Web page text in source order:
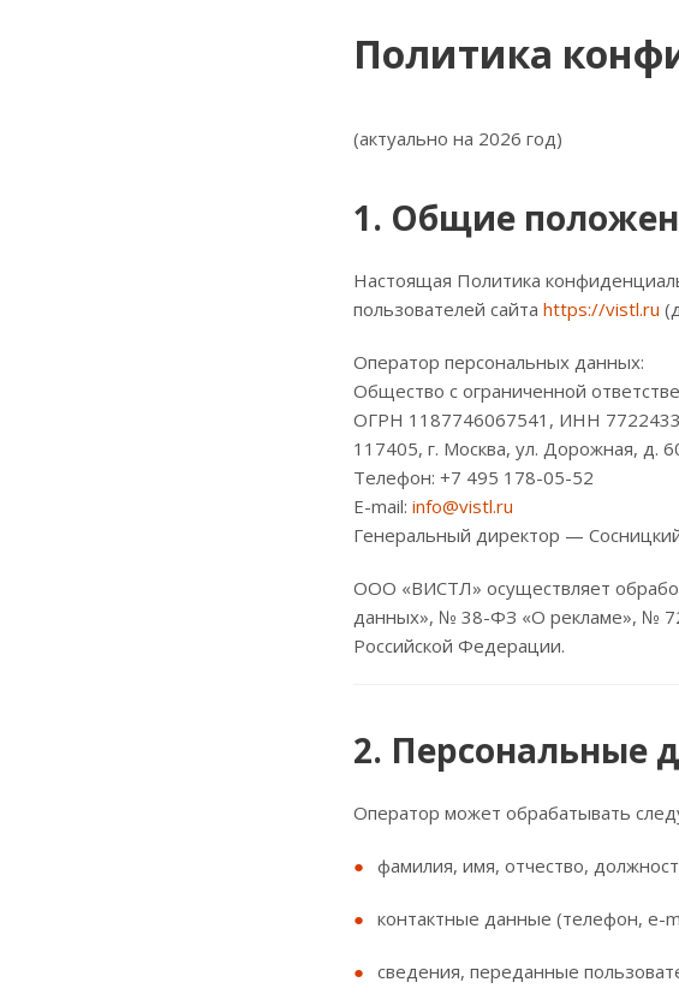
Политика
(актуально на 2026 год)
1. Общие
Настоящая Политика
пользователей сайта https://vistl.ru
Оператор персональных данных:
Общество с ограниченной
ОГРН 1187746067541, ИНН
117405, г. Москва, ул. Дорожная, д.
Телефон: +7 495 178-05-52
E-mail: info@vistl.ru
Генеральный директор —
ООО «ВИСТЛ» осуществляет
данных», № 38-ФЗ «О рекламе», №
Российской Федерации.
2. Персональные
Оператор может обрабатывать
фамилия, имя, отчество,
контактные данные (телефон, e-
сведения, переданные